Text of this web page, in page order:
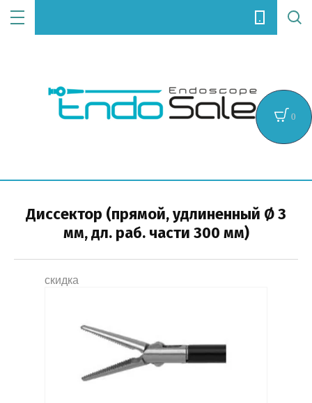
0
Диссектор (прямой, удлиненный Ø 3
мм, дл. раб. части 300 мм)
скидка
Цена (руб.):